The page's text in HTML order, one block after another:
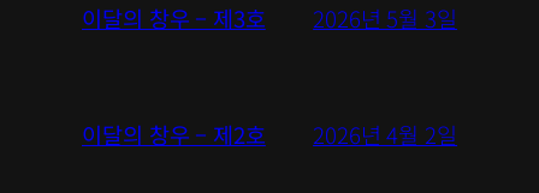
이달의 창우 – 제3호 2026년 5월 3일
이달의 창우 – 제2호 2026년 4월 2일